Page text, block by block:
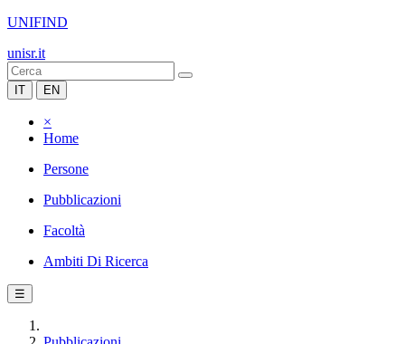
UNIFIND
unisr.it
IT EN
×
Home
Persone
Pubblicazioni
Facoltà
Ambiti Di Ricerca
☰